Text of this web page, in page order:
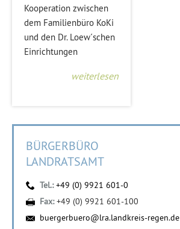
Kooperation zwischen
dem Familienbüro KoKi
und den Dr. Loew´schen
Einrichtungen
weiterlesen
BÜRGERBÜRO
LANDRATSAMT
Tel.:+49 (0) 9921 601-0
Fax:+49 (0) 9921 601-100
buergerbuero@lra.landkreis-regen.de